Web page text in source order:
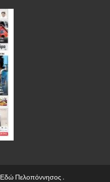
Εδώ Πελοπόννησος .